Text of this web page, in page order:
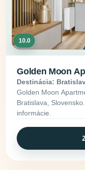
10.0
Golden Moon
Destinácia:
Golden Moon
Bratislava,
informácie.